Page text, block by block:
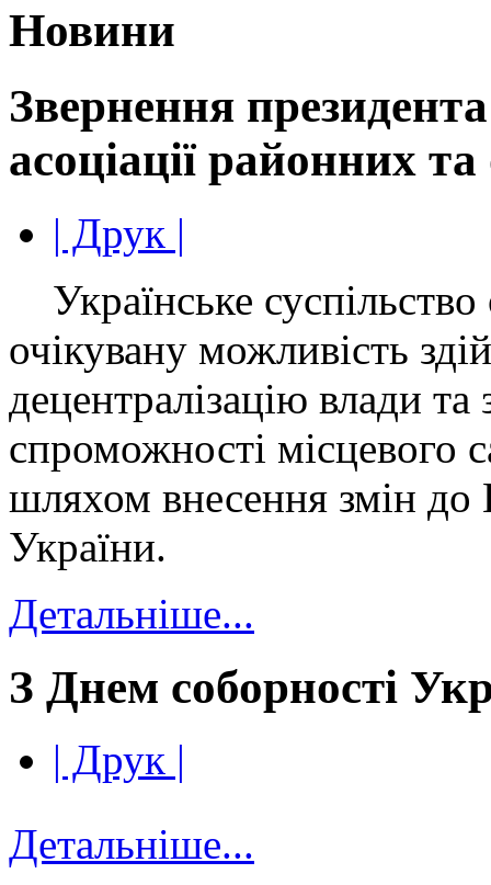
Новини
Звернення
асоціації районних
| Друк |
Українське
очікувану можливість
децентралізацію влади та
спроможності місцевого
шляхом внесення змін до
України.
Детальніше...
З Днем соборності
| Друк |
Детальніше...